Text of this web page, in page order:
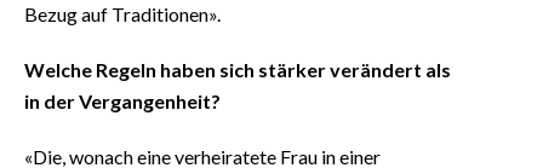
Bezug auf Traditionen».
Welche Regeln haben sich stärker verändert als
in der Vergangenheit?
«Die, wonach eine verheiratete Frau in einer